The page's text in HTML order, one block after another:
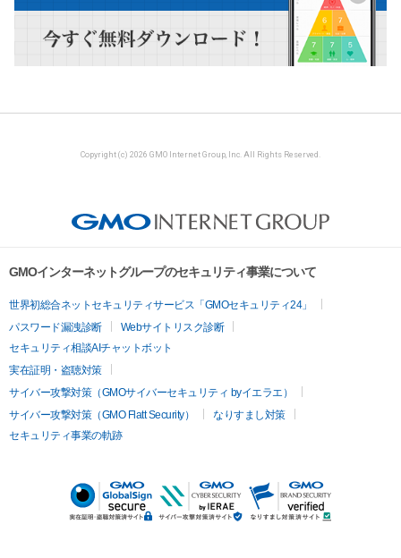
Copyright (c) 2026 GMO Internet Group, Inc. All Rights Reserved.
GMOインターネットグループのセキュリティ事業について
世界初総合ネットセキュリティサービス「GMOセキュリティ24」
パスワード漏洩診断
Webサイトリスク診断
セキュリティ相談AIチャットボット
実在証明・盗聴対策
サイバー攻撃対策（GMOサイバーセキュリティ byイエラエ）
サイバー攻撃対策（GMO Flatt Security）
なりすまし対策
セキュリティ事業の軌跡